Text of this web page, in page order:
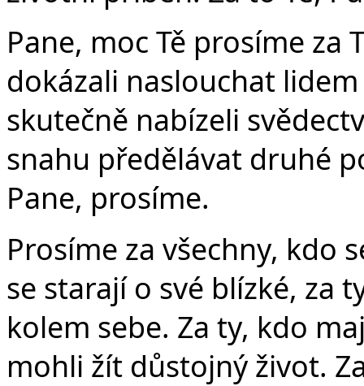
Pane, moc Tě prosíme za
dokázali naslouchat
skutečně nabízeli
snahu předělávat druhé
Pane, prosíme.
Prosíme za všechny, kdo
se starají o své blízké, za
kolem sebe. Za ty, kdo
mohli žít důstojný život.